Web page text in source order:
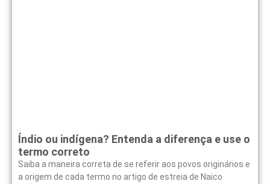
Índio ou indígena? Entenda a diferença e use o
termo correto
Saiba a maneira correta de se referir aos povos originários e
a origem de cada termo no artigo de estreia de Naico